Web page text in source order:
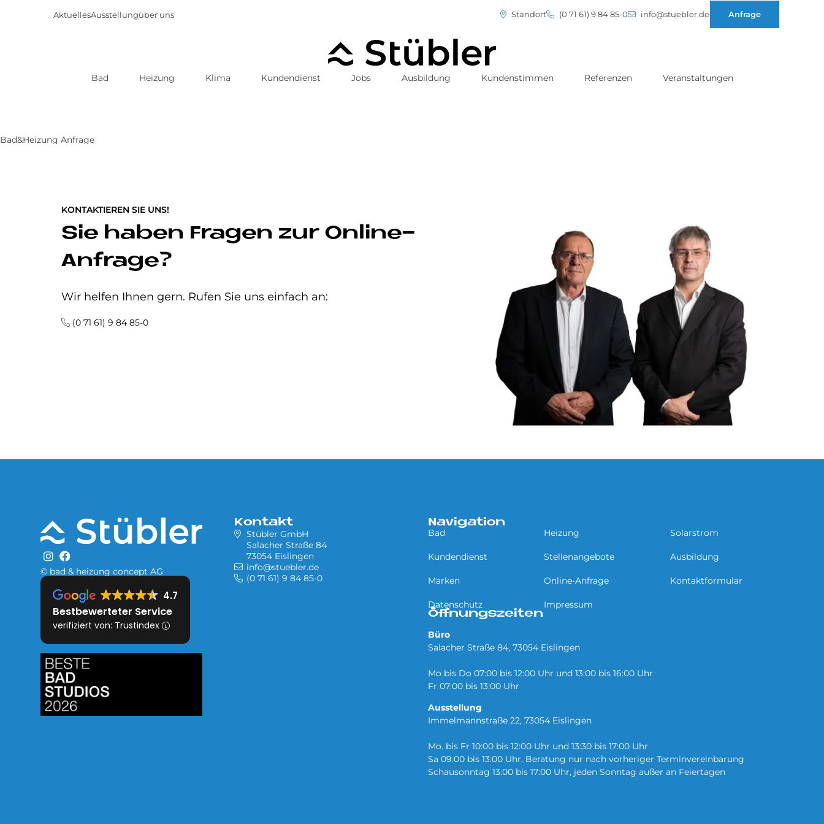
AktuellesAusstellungüber uns Standort (0 71 61) 9 84 85-0 info@stuebler.de Anfrage
Bad Heizung Klima Kundendienst Jobs Ausbildung Kundenstimmen Referenzen Veranstaltungen
Bad&Heizung Anfrage
KONTAKTIEREN SIE UNS!
Sie haben Fragen zur Online-
Anfrage?
Wir helfen Ihnen gern. Rufen Sie uns einfach an:
(0 71 61) 9 84 85-0
© bad & heizung concept AG
4.7
Bestbewerteter Service
verifiziert von: Trustindex
Bild
Kontakt
Stübler GmbH
Salacher Straße 84
73054 Eislingen
info@stuebler.de
(0 71 61) 9 84 85-0
Navigation
Bad Heizung Solarstrom
Kundendienst Stellenangebote Ausbildung
Marken Online-Anfrage Kontaktformular
Datenschutz Impressum
Öffnungszeiten
Büro
Salacher Straße 84, 73054 Eislingen
Mo bis Do 07:00 bis 12:00 Uhr und 13:00 bis 16:00 Uhr
Fr 07:00 bis 13:00 Uhr
Ausstellung
Immelmannstraße 22, 73054 Eislingen
Mo. bis Fr 10:00 bis 12:00 Uhr und 13:30 bis 17:00 Uhr
Sa 09:00 bis 13:00 Uhr, Beratung nur nach vorheriger Terminvereinbarung
Schausonntag 13:00 bis 17:00 Uhr, jeden Sonntag außer an Feiertagen